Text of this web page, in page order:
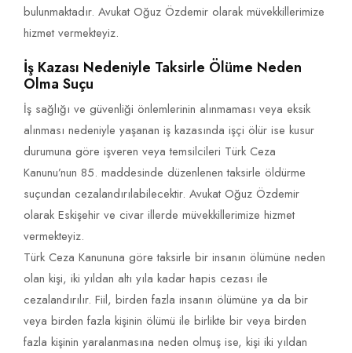
bulunmaktadır. Avukat Oğuz Özdemir olarak müvekkillerimize
hizmet vermekteyiz.
İş Kazası Nedeniyle Taksirle Ölüme Neden
Olma Suçu
İş sağlığı ve güvenliği önlemlerinin alınmaması veya eksik
alınması nedeniyle yaşanan iş kazasında işçi ölür ise kusur
durumuna göre işveren veya temsilcileri Türk Ceza
Kanunu’nun 85. maddesinde düzenlenen taksirle öldürme
suçundan cezalandırılabilecektir. Avukat Oğuz Özdemir
olarak Eskişehir ve civar illerde müvekkillerimize hizmet
vermekteyiz.
Türk Ceza Kanununa göre taksirle bir insanın ölümüne neden
olan kişi, iki yıldan altı yıla kadar hapis cezası ile
cezalandırılır. Fiil, birden fazla insanın ölümüne ya da bir
veya birden fazla kişinin ölümü ile birlikte bir veya birden
fazla kişinin yaralanmasına neden olmuş ise, kişi iki yıldan